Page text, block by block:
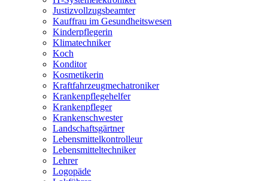
Justizvollzugsbeamter
Kauffrau im Gesundheitswesen
Kinderpflegerin
Klimatechniker
Koch
Konditor
Kosmetikerin
Kraftfahrzeugmechatroniker
Krankenpflegehelfer
Krankenpfleger
Krankenschwester
Landschaftsgärtner
Lebensmittelkontrolleur
Lebensmitteltechniker
Lehrer
Logopäde